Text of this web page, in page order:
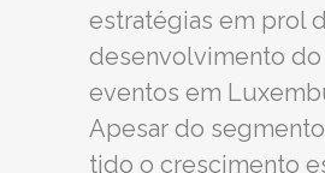
estratégias em prol
desenvolvimento
eventos em
Apesar do
tido o crescimento